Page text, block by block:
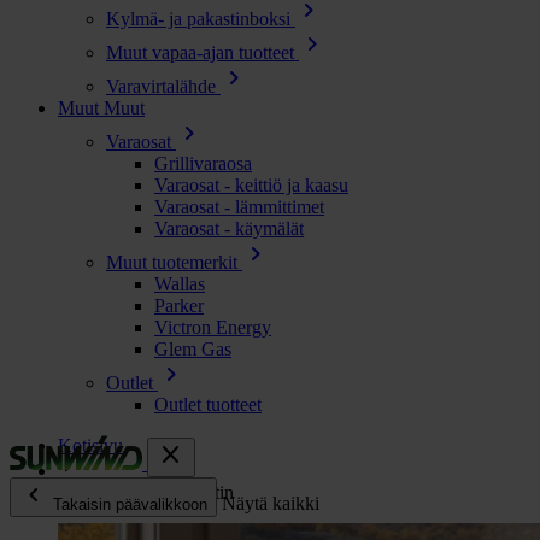
Kylmä- ja pakastinboksi chevron_right
Muut vapaa-ajan tuotteet chevron_right
Varavirtalähde chevron_right
Muut Muut
Varaosat
chevron_right
Grillivaraosa
Varaosat - keittiö ja kaasu
Varaosat - lämmittimet
Varaosat - käymälät
Muut tuotemerkit
chevron_right
Wallas
Parker
Victron Energy
Glem Gas
Outlet
chevron_right
Outlet tuotteet
close
chevron_left
Takaisin päävalikkoon Näytä kaikki
Kotisivu
Wallas -mökkilämmitin